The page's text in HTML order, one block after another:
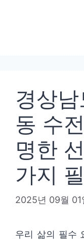
경상
동 수
명한
가지
2025년 09월 01
우리 삶의 필수